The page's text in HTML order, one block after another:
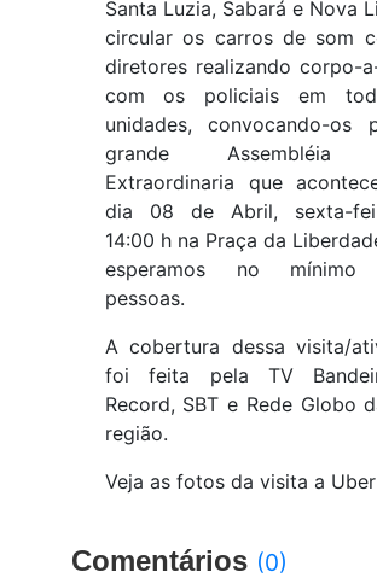
Santa Luzia, Sabará e Nova
circular os carros de som
diretores realizando corpo-
com os policiais em
unidades, convocando-os
grande Assembléia
Extraordinaria que
dia 08 de Abril, sexta-
14:00 h na Praça da
esperamos no mínimo
pessoas.
A cobertura dessa visita/
foi feita pela TV
Record, SBT e Rede Globo
região.
Veja as fotos da visita a
Comentários (0)